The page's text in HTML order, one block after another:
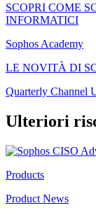
SCOPRI COME
INFORMATICI
Sophos Academy
LE NOVITÀ DI
Quarterly Channel
Ulteriori
Products
Product News